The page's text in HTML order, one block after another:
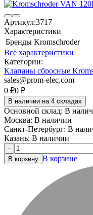
Артикул:3717
Характеристики
Бренды Kromschroder
Все характеристики
Категории:
Клапаны сбросные
sales@prom-elec.com
0 ₽0 ₽
В наличии на 4 складах
Основной склад: В
Москва: В наличии
Санкт-Петербург: В
Казань: В наличии
-
В корзину В корзине